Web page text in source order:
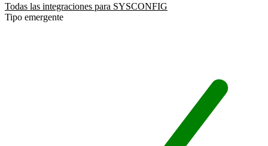
Todas las integraciones para SYSCONFIG
Tipo emergente